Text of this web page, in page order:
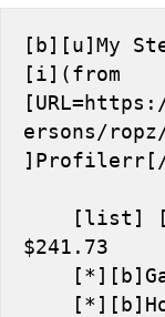
[b][u]My
[i](from
ersons/
$241.73